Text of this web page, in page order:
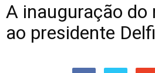
A inauguração
ao presidente